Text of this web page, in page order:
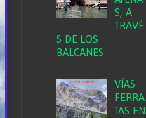
S, A
TRAVÉ
S DE LOS
BALCANES
VÍAS
FERRA
TAS EN